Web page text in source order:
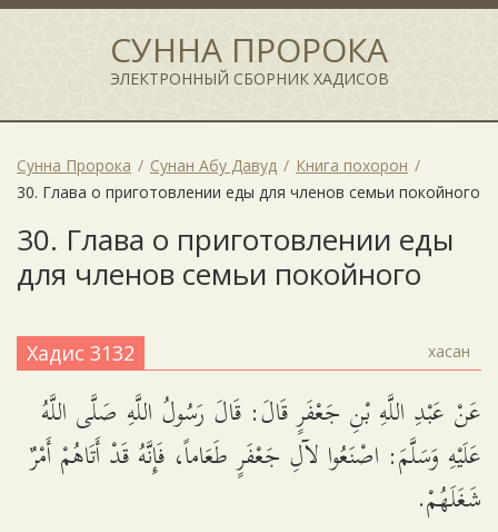
СУННА ПРОРОКА
ЭЛЕКТРОННЫЙ СБОРНИК ХАДИСОВ
Сунна Пророка Сунан Абу Давуд
Книга похорон
30. Глава о приготовлении еды для членов семьи покойного
30. Глава о приготовлении еды
для членов семьи покойного
Хадис 3132 хасан
عَنْ عَبْدِ اللَّهِ بْنِ جَعْفَرٍ قَالَ: قَالَ رَسُولُ اللَّهِ صَلَّى اللَّهُ
عَلَيْهِ وَسَلَّمَ: اصْنَعُوا لآلِ جَعْفَرٍ طَعَاماً، فَإِنَّهُ قَدْ أَتَاهُمْ أَمْرٌ
شَغَلَهُمْ.